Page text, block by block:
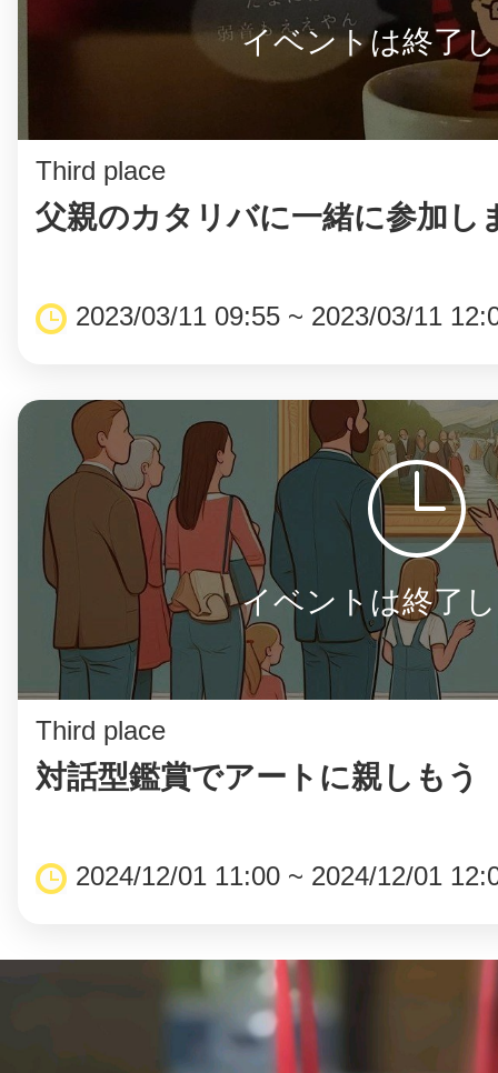
イベントは終了
Third place
父親のカタリバに一緒に参加し
2023/03/11 09:55 ~ 2023/03/11
イベントは終了
Third place
対話型鑑賞でアートに親しもう
2024/12/01 11:00 ~ 2024/12/01
お問い合わせ
プライバシーポ